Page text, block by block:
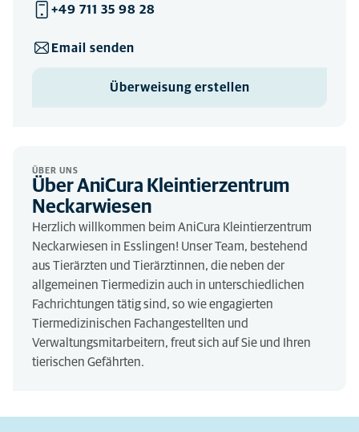
+49 711 35 98 28
Email senden
Überweisung erstellen
ÜBER UNS
Über AniCura Kleintierzentrum
Neckarwiesen
Herzlich willkommen beim AniCura Kleintierzentrum
Neckarwiesen in Esslingen! Unser Team, bestehend
aus Tierärzten und Tierärztinnen, die neben der
allgemeinen Tiermedizin auch in unterschiedlichen
Fachrichtungen tätig sind, so wie engagierten
Tiermedizinischen Fachangestellten und
Verwaltungsmitarbeitern, freut sich auf Sie und Ihren
tierischen Gefährten.